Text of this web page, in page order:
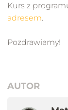
Kurs z
adresem.
Pozdrawiamy!
AUTOR